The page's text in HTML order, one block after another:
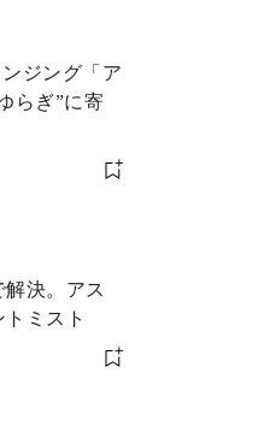
ジング「ア
らぎ”に寄
決。アス
ミスト